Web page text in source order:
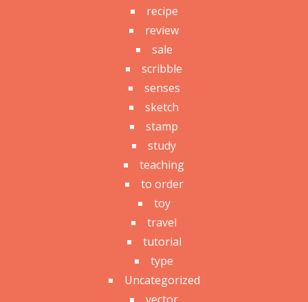
recipe
review
sale
scribble
senses
sketch
stamp
study
teaching
to order
toy
travel
tutorial
type
Uncategorized